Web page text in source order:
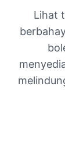
Lihat